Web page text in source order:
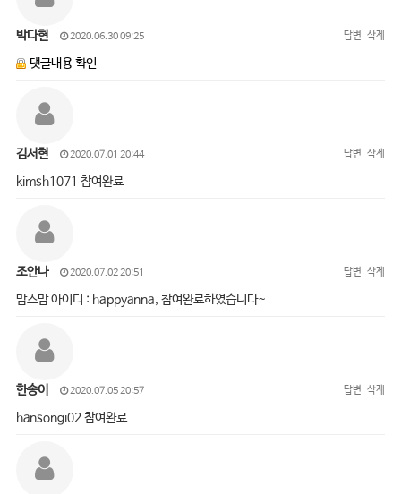
박다현 2020.06.30 09:25 답변 삭제
댓글내용 확인
김서현 2020.07.01 20:44 답변 삭제
kimsh1071 참여완료
조안나 2020.07.02 20:51 답변 삭제
맘스맘 아이디 : happyanna, 참여완료하였습니다~
한송이 2020.07.05 20:57 답변 삭제
hansongi02 참여완료